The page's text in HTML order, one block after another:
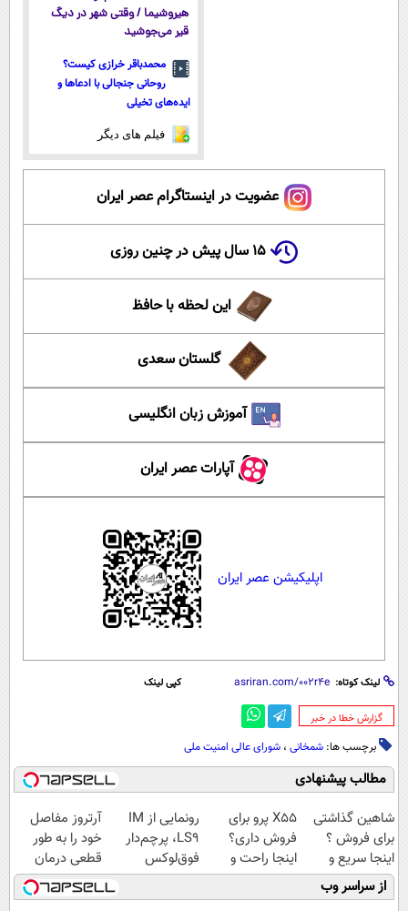
هیروشیما / وقتی شهر در دیگ
قیر می‌جوشید
محمدباقر خرازی کیست؟
روحانی جنجالی با ادعاها و
ایده‌های تخیلی
فیلم های دیگر
عضویت در اینستاگرام عصر ایران
۱۵ سال پیش در چنین روزی
این لحظه با حافظ
گلستان سعدی
آموزش زبان انگلیسی
آپارات عصر ایران
اپلیکیشن عصر ایران
لینک کوتاه: کپی لینک
‌گزارش خطا در خبر
برچسب ها: شمخانی ، شورای عالی امنیت ملی
مطالب پیشنهادی
شاهین گذاشتی
برای فروش ؟
اینجا سریع و
راحت بفروش
X55 پرو برای
فروش داری؟
اینجا راحت و
سریع بفروشش
رونمایی از IM
LS9، پرچم‌دار
فوق‌لوکس
EREV وارد بازار
ایران شد
آرتروز مفاصل
خود را به طور
قطعی درمان
کنید!
◗پرسش‌نامه◖
از سراسر وب